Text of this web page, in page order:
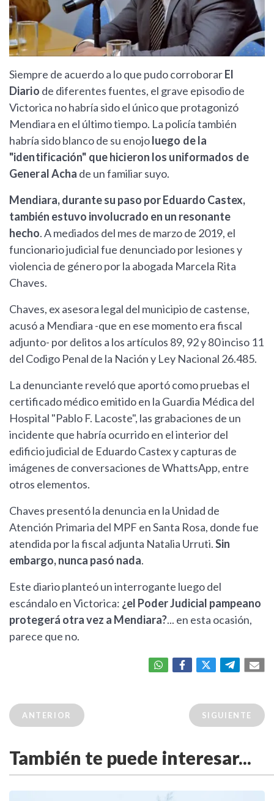
Siempre de acuerdo a lo que pudo corroborarEl
Diario de diferentes fuentes, el grave episodio de
Victorica no habría sido el único que protagonizó
Mendiara en el último tiempo. La policía también
habría sido blanco de su enojoluego de la
"identificación" que hicieron los uniformados de
General Acha de un familiar suyo.
Mendiara, durante su paso por Eduardo Castex,
también estuvo involucrado en un resonante
hecho. A mediados del mes de marzo de 2019, el
funcionario judicial fue denunciado por lesiones y
violencia de género por la abogada Marcela Rita
Chaves.
Chaves, ex asesora legal del municipio de castense,
acusó a Mendiara -que en ese momento era fiscal
adjunto- por delitos a los artículos 89, 92 y 80 inciso 11
del Codigo Penal de la Nación y Ley Nacional 26.485.
La denunciante reveló que aportó como pruebas el
certificado médico emitido en la Guardia Médica del
Hospital "Pablo F. Lacoste", las grabaciones de un
incidente que habría ocurrido en el interior del
edificio judicial de Eduardo Castex y capturas de
imágenes de conversaciones de WhattsApp, entre
otros elementos.
Chaves presentó la denuncia en la Unidad de
Atención Primaria del MPF en Santa Rosa, donde fue
atendida por la fiscal adjunta Natalia Urruti.Sin
embargo, nunca pasó nada.
Este diario planteó un interrogante luego del
escándalo en Victorica: ¿el Poder Judicial pampeano
protegerá otra vez a Mendiara?... en esta ocasión,
parece que no.
ANTERIOR SIGUIENTE
También te puede interesar...